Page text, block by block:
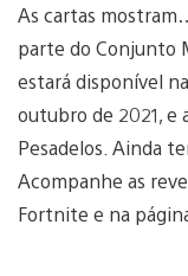
As cartas
parte do Conjunto
estará disponível
outubro de 2021, e
Pesadelos. Ainda
Acompanhe as
Fortnite e na